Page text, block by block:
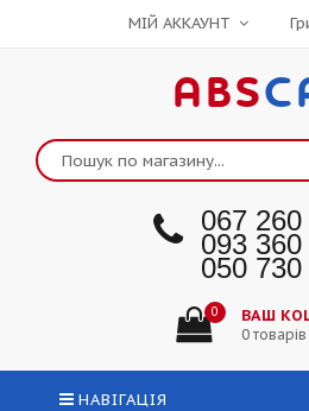
МІЙ АККАУНТ
ABS
067
093
050
0 ВАШ
0
НАВІГАЦІЯ